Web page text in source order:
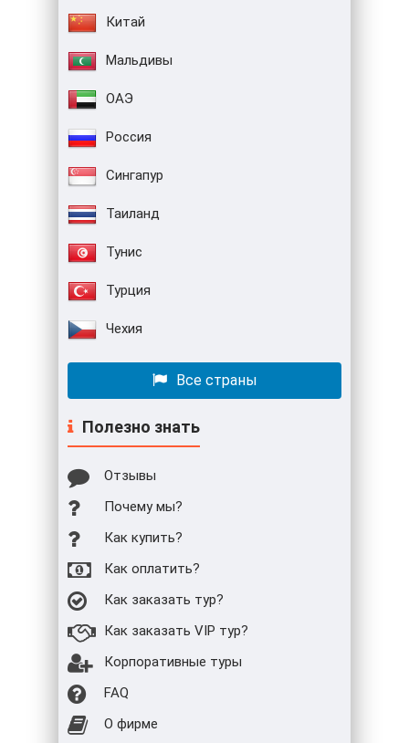
Китай
Мальдивы
ОАЭ
Россия
Сингапур
Таиланд
Тунис
Турция
Чехия
Все страны
Полезно знать
Отзывы
Почему мы?
Как купить?
Как оплатить?
Как заказать тур?
Как заказать VIP тур?
Корпоративные туры
FAQ
О фирме